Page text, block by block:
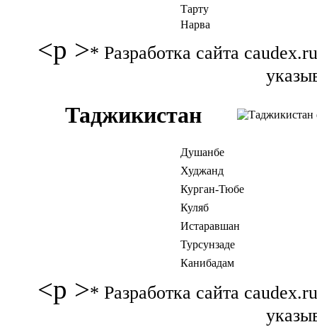
Тарту
Нарва
<p >* Разработка сайта
Таджикистан
Душанбе
Худжанд
Курган-Тюбе
Куляб
Истаравшан
Турсунзаде
Канибадам
<p >* Разработка сайта